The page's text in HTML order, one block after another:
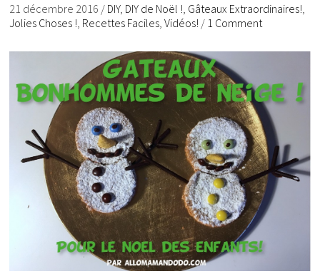
21 décembre 2016 / DIY, DIY de Noël ! Gâteaux Extraordinaires!
Jolies Choses ! Recettes Faciles ,Vidéos! / 1 Comment